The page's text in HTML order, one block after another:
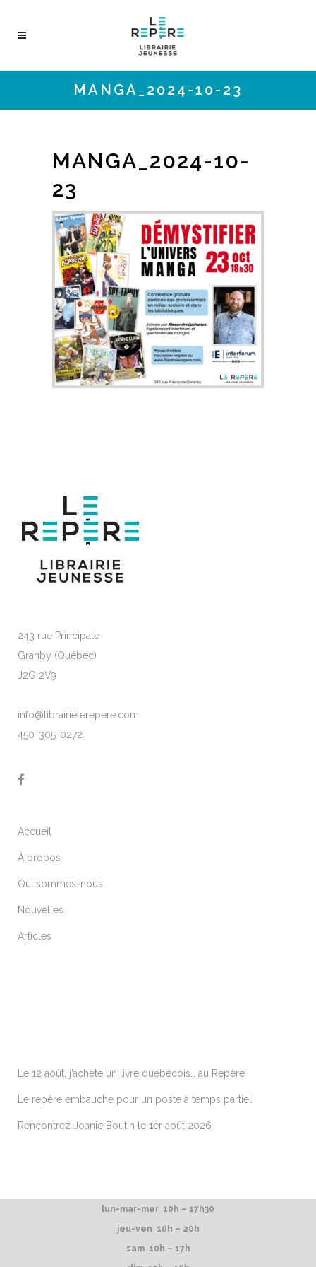
MANGA_2024-10-23
MANGA_2024-10-
23
243 rue Principale
Granby (Québec)
J2G 2V9
info@librairielerepere.com
450-305-0272
Accueil
À propos
Qui sommes-nous
Nouvelles
Articles
Le 12 août, j’achète un livre québécois… au Repère
Le repère embauche pour un poste à temps partiel
Rencontrez Joanie Boutin le 1er août 2026
lun-mar-mer 10h – 17h30
jeu-ven 10h – 20h
sam 10h – 17h